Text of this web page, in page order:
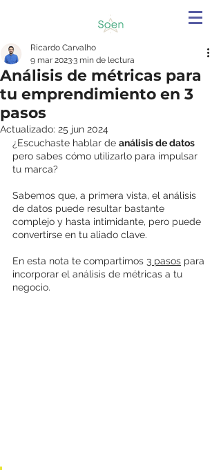
Análisis de métricas para
tu emprendimiento en 3
pasos
Ricardo Carvalho
9 mar 20233 min de lectura
Actualizado: 25 jun 2024
¿Escuchaste hablar de análisis de datos
pero sabes cómo utilizarlo para impulsar
tu marca?
Sabemos que, a primera vista, el análisis
de datos puede resultar bastante
complejo y hasta intimidante, pero puede
convertirse en tu aliado clave.
En esta nota te compartimos 3 pasos para
incorporar el análisis de métricas a tu
negocio.